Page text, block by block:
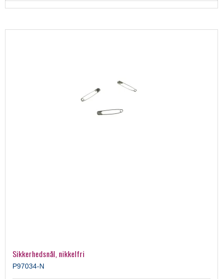
Sikkerhedsnål, nikkelfri
P97034-N